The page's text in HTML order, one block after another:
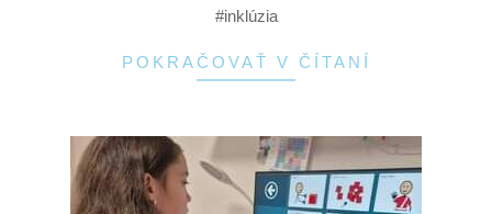
#inklúzia
POKRAČOVAŤ V ČÍTANÍ